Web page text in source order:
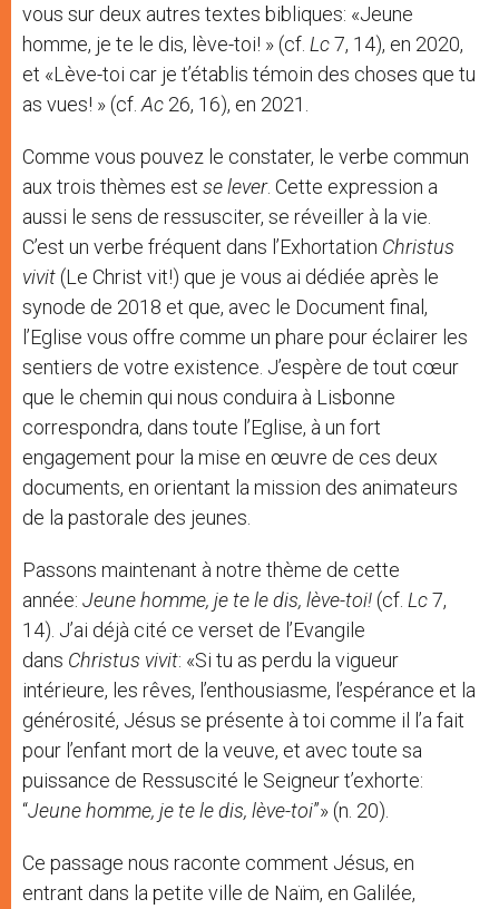
vous sur deux autres textes bibliques: «Jeune
homme, je te le dis, lève-toi! » (cf. Lc7, 14), en 2020,
et «Lève-toi car je t’établis témoin des choses que tu
as vues! » (cf. Ac 26, 16), en 2021.
Comme vous pouvez le constater, le verbe commun
aux trois thèmes est se lever. Cette expression a
aussi le sens de ressusciter, se réveiller à la vie.
C’est un verbe fréquent dans l’Exhortation Christus
vivit (Le Christ vit!) que je vous ai dédiée après le
synode de 2018 et que, avec le Document final,
l’Eglise vous offre comme un phare pour éclairer les
sentiers de votre existence. J’espère de tout cœur
que le chemin qui nous conduira à Lisbonne
correspondra, dans toute l’Eglise, à un fort
engagement pour la mise en œuvre de ces deux
documents, en orientant la mission des animateurs
de la pastorale des jeunes.
Passons maintenant à notre thème de cette
année: Jeune homme, je te le dis, lève-toi! (cf. Lc7,
14). J’ai déjà cité ce verset de l’Evangile
dans Christus vivit: «Si tu as perdu la vigueur
intérieure, les rêves, l’enthousiasme, l’espérance et la
générosité, Jésus se présente à toi comme il l’a fait
pour l’enfant mort de la veuve, et avec toute sa
puissance de Ressuscité le Seigneur t’exhorte:
“Jeune homme, je te le dis, lève-toi”» (n. 20).
Ce passage nous raconte comment Jésus, en
entrant dans la petite ville de Naïm, en Galilée,